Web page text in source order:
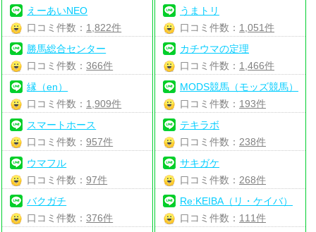
えーあいNEO
口コミ件数： 1,822件
勝馬総合センター
口コミ件数：366件
縁（en）
口コミ件数： 1,909件
スマートホース
口コミ件数：957件
ウマフル
口コミ件数：97件
バクガチ
口コミ件数：376件
うまトリ
口コミ件数： 1,051件
カチウマの定理
口コミ件数： 1,466件
MODS競馬（モッズ競馬）
口コミ件数： 193件
テキラボ
口コミ件数： 238件
サキガケ
口コミ件数： 268件
Re:KEIBA（リ・ケイバ）
口コミ件数： 111件